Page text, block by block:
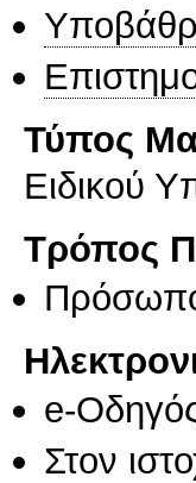
Τύπος
Ειδικού
Τρόπος
e-
Στον